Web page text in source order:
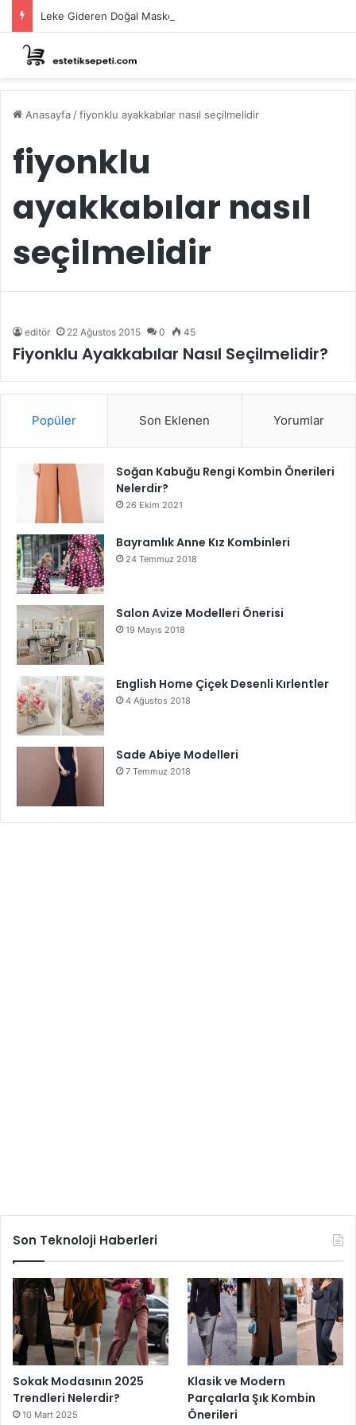
Leke Gideren Doğal Maskeler Nasıl Yapılır?
Anasayfa /fiyonklu ayakkabılar nasıl seçilmelidir
fiyonklu
ayakkabılar nasıl
seçilmelidir
editör 22 Ağustos 2015 0 45
Fiyonklu Ayakkabılar Nasıl Seçilmelidir?
Popüler Son Eklenen Yorumlar
Soğan Kabuğu Rengi Kombin Önerileri
Nelerdir?
26 Ekim 2021
Bayramlık Anne Kız Kombinleri
24 Temmuz 2018
Salon Avize Modelleri Önerisi
19 Mayıs 2018
English Home Çiçek Desenli Kırlentler
4 Ağustos 2018
Sade Abiye Modelleri
7 Temmuz 2018
Son Teknoloji Haberleri
Sokak Modasının 2025
Trendleri Nelerdir?
10 Mart 2025
Klasik ve Modern
Parçalarla Şık Kombin
Önerileri